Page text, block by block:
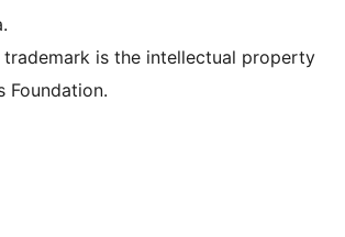
trademark is the intellectual property
Foundation.